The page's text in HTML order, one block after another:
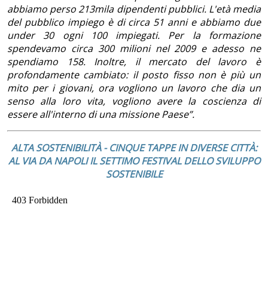
abbiamo perso 213mila dipendenti pubblici. L'età media
del pubblico impiego è di circa 51 anni e abbiamo due
under 30 ogni 100 impiegati. Per la formazione
spendevamo circa 300 milioni nel 2009 e adesso ne
spendiamo 158. Inoltre, il mercato del lavoro è
profondamente cambiato: il posto fisso non è più un
mito per i giovani, ora vogliono un lavoro che dia un
senso alla loro vita, vogliono avere la coscienza di
essere all'interno di una missione Paese”.
ALTA SOSTENIBILITÀ -CINQUE TAPPE IN DIVERSE CITTÀ:
AL VIA DA NAPOLI IL SETTIMO FESTIVAL DELLO SVILUPPO
SOSTENIBILE